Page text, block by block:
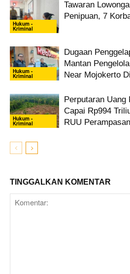
Hukum -
Kriminal
Tawaran
Penipuan, 7
Hukum -
Kriminal
Dugaan
Mantan
Near Mojokerto
Hukum -
Kriminal
Perputaran Uang
Capai Rp994
RUU
TINGGALKAN KOMENTAR